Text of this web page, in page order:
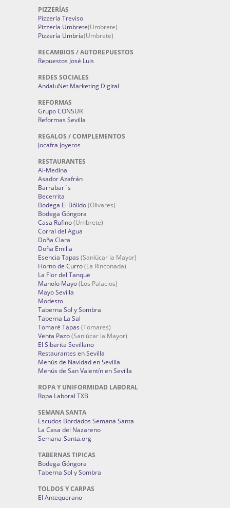
PIZZERÍAS
Pizzería Treviso
Pizzería Umbrete(Umbrete)
Pizzería Umbría(Umbrete)
RECAMBIOS / AUTOREPUESTOS
Repuestos José Luis
REDES SOCIALES
AndaluNet Marketing Digital
REFORMAS
Grupo CONSUR
Reformas Sevilla
REGALOS / COMPLEMENTOS
Jocafra Joyeros
RESTAURANTES
Al-Medina
Asador Azafrán
Barrabar´s
Becerrita
Bodega El Bólido(Olivares)
Bodega Góngora
Casa Rufino(Umbrete)
Corral del Agua
Doña Clara
Doña Emilia
Esencia Tapas (Sanlúcar la Mayor)
Horno de Curro(La Rinconada)
La Flor del Tanque
Manolo Mayo(Los Palacios)
Mayo Sevilla
Modesto
Taberna Sol y Sombra
Taberna La Sal
Tomaré Tapas (Tomares)
Venta Pazo(Sanlúcar la Mayor)
El Sibarita Sevillano
Restaurantes en Sevilla
Menús de Navidad en Sevilla
Menús de San Valentín en Sevilla
ROPA Y UNIFORMIDAD LABORAL
Ropa Laboral TXB
SEMANA SANTA
Escudos Bordados Semana Santa
La Casa del Nazareno
Semana-Santa.org
TABERNAS TIPICAS
Bodega Góngora
Taberna Sol y Sombra
TOLDOS Y CARPAS
El Antequerano